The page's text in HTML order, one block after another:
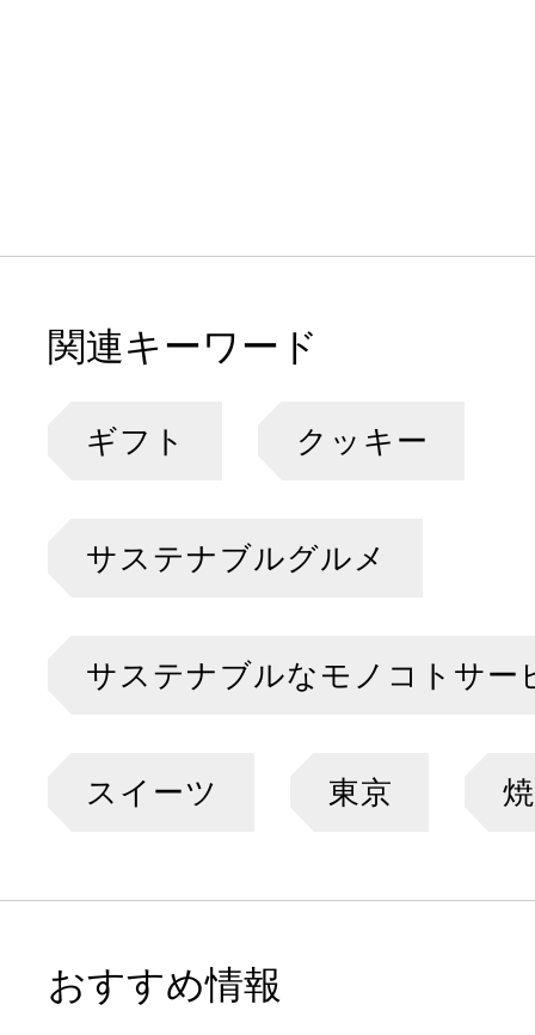
関連キーワード
ギフト クッキー
サステナブルグルメ
サステナブルなモノコトサー
スイーツ 東京
おすすめ情報